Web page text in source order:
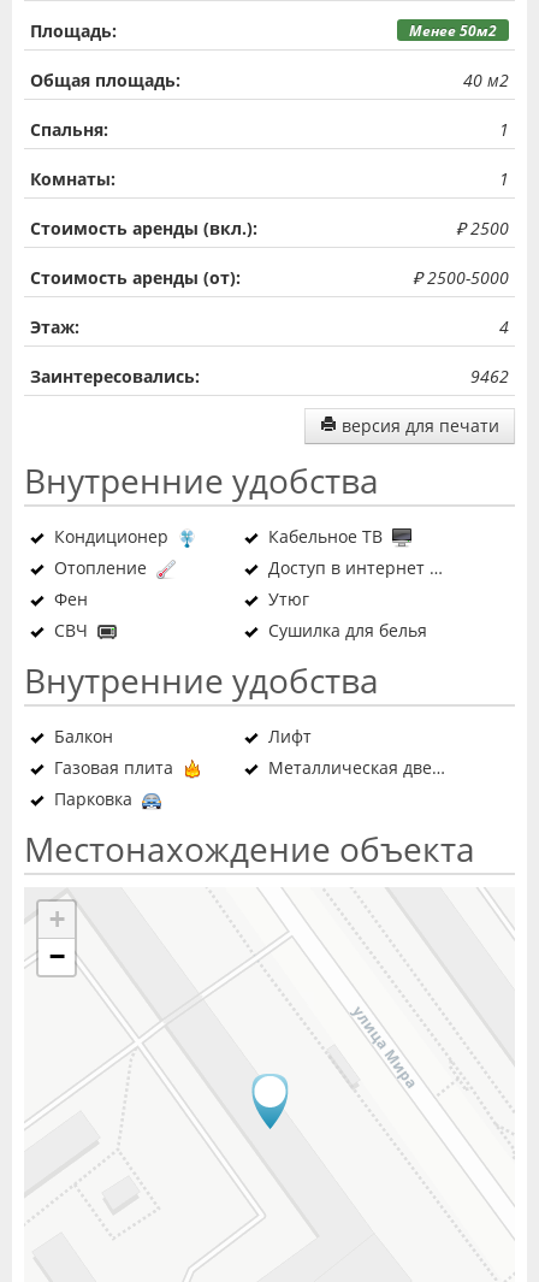
Площадь: Менее 50м2
Общая площадь: 40 м2
Спальня: 1
Комнаты: 1
Стоимость аренды (вкл.): ₽ 2500
Стоимость аренды (от): ₽ 2500-5000
Этаж: 4
Заинтересовались: 9462
версия для печати
Внутренние удобства
Кондиционер
Кабельное ТВ
Отопление
Доступ в интернет
Фен
Утюг
СВЧ
Сушилка для белья
Внутренние удобства
Балкон
Лифт
Газовая плита
Металлическая дверь в подъезд
Парковка
Местонахождение объекта
+
−